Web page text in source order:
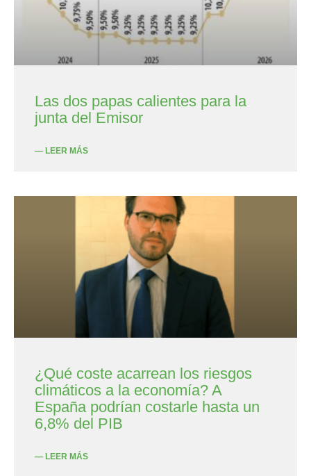
Las dos papas calientes para la
junta del Emisor
— LEER MÁS
¿Qué coste acarrean los riesgos
climáticos a la economía? A
España podrían costarle hasta un
6,8% del PIB
— LEER MÁS